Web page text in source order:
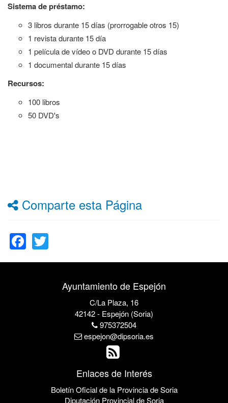
Sistema de préstamo:
3 libros durante 15 días (prorrogable otros 15)
1 revista durante 15 día
1 película de vídeo o DVD durante 15 días
1 documental durante 15 días
Recursos:
100 libros
50 DVD's
Comparte esta Página
Facebook
Ayuntamiento de Espejón
C/La Plaza, 16
42142 - Espejón (Soria)
975372504
espejon@dipsoria.es
Enlaces de Interés
Boletín Oficial de la Provincia de Soria
Diputación Provincial de Soria